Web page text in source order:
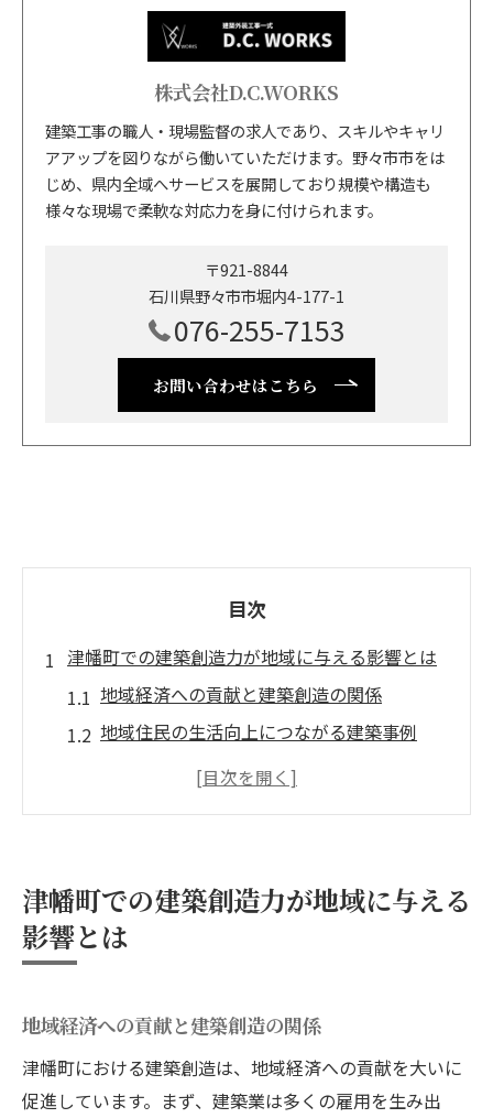
株式会社D.C.WORKS
建築工事の職人・現場監督の求人であり、スキルやキャリ
アアップを図りながら働いていただけます。野々市市をは
じめ、県内全域へサービスを展開しており規模や構造も
様々な現場で柔軟な対応力を身に付けられます。
〒921-8844
石川県野々市市堀内4-177-1
076-255-7153
お問い合わせはこちら
目次
津幡町での建築創造力が地域に与える影響とは
地域経済への貢献と建築創造の関係
地域住民の生活向上につながる建築事例
観光資源としての建築物の可能性
持続可能な建築が地域環境に与える影響
地域の特性を活かした津幡町の建築プロジェク
トの魅力
伝統と現代美の融合を図る建築デザイン
地域の風土に根ざした建築の価値
住みやすさを追求した設計事例
津幡町での建築創造力が地域に与える
影響とは
地域経済への貢献と建築創造の関係
津幡町における建築創造は、地域経済への貢献を大いに
促進しています。まず、建築業は多くの雇用を生み出